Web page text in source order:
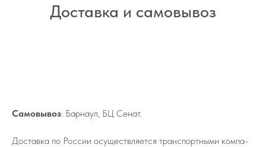
Доставка и самовывоз
Самовывоз: Барнаул, БЦ Сенат.
До­став­ка по России осу­ществ­ля­ет­ся транс­порт­ны­ми ком­па­